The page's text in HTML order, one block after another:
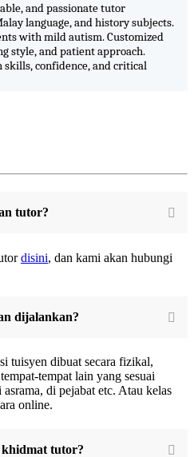
and passionate tutor
language, and history subjects.
with mild autism. Customized
style, and patient approach.
confidence, and critical
tutor?
disini, dan kami akan hubungi
dijalankan?
tuisyen dibuat secara fizikal,
tempat lain yang sesuai
di pejabat etc. Atau kelas
online.
tutor?